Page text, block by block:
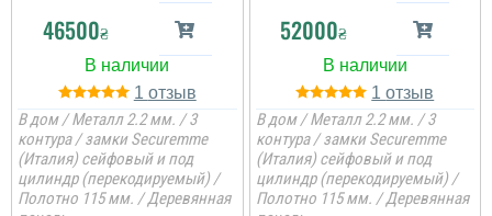
46500₴
1
В дом / Металл 2.2 мм. / 3
контура / замки Securemme
(Италия) сейфовый и под
цилиндр (перекодируемый) /
Полотно 115 мм. / Деревянная
52000₴
1
В дом / Металл 2.2 мм. / 3
контура / замки Securemme
(Италия) сейфовый и под
цилиндр (перекодируемый) /
Полотно 115 мм. / Деревянная